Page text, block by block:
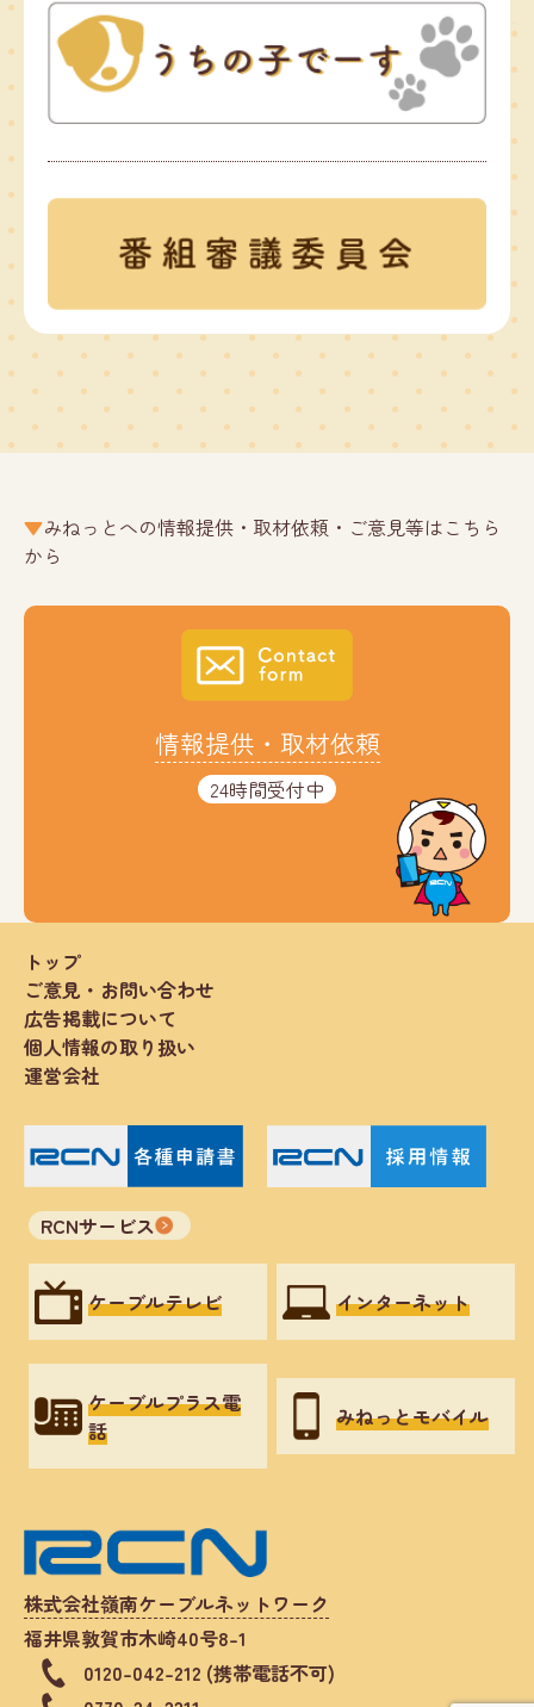
みねっとへの情報提供・取材依頼・ご意見等はこちら
から
情報提供・取材依頼
24時間受付中
株式会社嶺南ケーブルネットワーク
福井県敦賀市木崎40号8-1
0120-042-212 (携帯電話不可)
トップ
ご意見・お問い合わせ
広告掲載について
個人情報の取り扱い
運営会社
RCNサービス
ケーブルテレビ インターネット
ケーブルプラス電
話
みねっとモバイル